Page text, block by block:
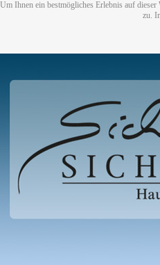
Um Ihnen ein bestmögliches Erlebnis auf
zu.